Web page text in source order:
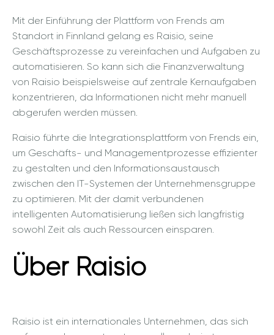
Mit der Einführung der Plattform von Frends am
Standort in Finnland gelang es Raisio, seine
Geschäftsprozesse zu vereinfachen und Aufgaben zu
automatisieren. So kann sich die Finanzverwaltung
von Raisio beispielsweise auf zentrale Kernaufgaben
konzentrieren, da Informationen nicht mehr manuell
abgerufen werden müssen.
Raisio führte die Integrationsplattform von Frends ein,
um Geschäfts- und Managementprozesse effizienter
zu gestalten und den Informationsaustausch
zwischen den IT-Systemen der Unternehmensgruppe
zu optimieren. Mit der damit verbundenen
intelligenten Automatisierung ließen sich langfristig
sowohl Zeit als auch Ressourcen einsparen.
Über Raisio
Raisio ist ein internationales Unternehmen, das sich